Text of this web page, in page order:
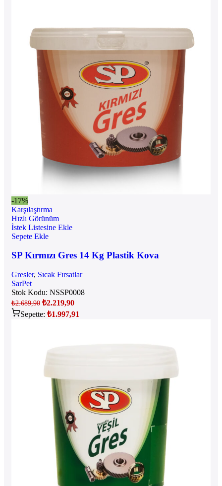
-17%
Karşılaştırma
Hızlı Görünüm
İstek Listesine Ekle
Sepete Ekle
SP Kırmızı Gres 14 Kg Plastik Kova
Gresler, Sıcak Fırsatlar
SarPet
Stok Kodu: NSSP0008
₺2.689,90 ₺2.219,90
Sepette: ₺1.997,91